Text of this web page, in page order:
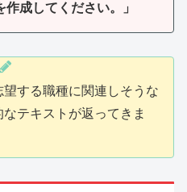
成してください。」
望する職種に関連しそうな
テキストが返ってきま